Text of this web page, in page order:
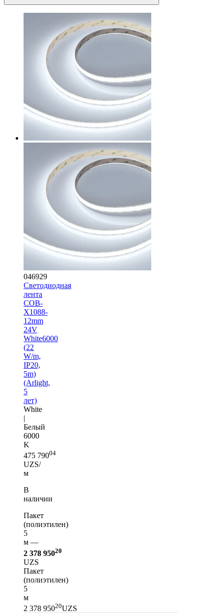
046929
Светодиодная
лента
COB-
X1088-
12mm
24V
White6000
(22
W/m,
IP20,
5m)
(Arlight,
5
лет)
White
|
Белый
6000
K
475 79004
UZS/
м
В
наличии
Пакет
(полиэтилен)
5
м —
2 378 95020
UZS
Пакет
(полиэтилен)
5
м
2 378 95020UZS